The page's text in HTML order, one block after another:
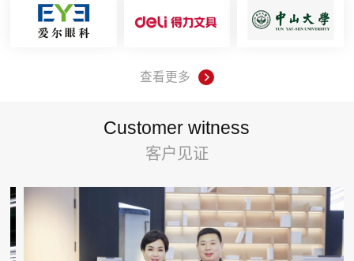
查看更多
Customer witness
客户见证